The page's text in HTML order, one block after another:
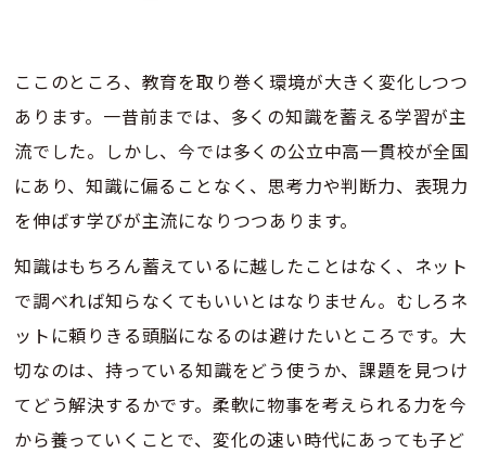
ここのところ、教育を取り巻く環境が大きく変化しつつ
あります。一昔前までは、多くの知識を蓄える学習が主
流でした。しかし、今では多くの公立中高一貫校が全国
にあり、知識に偏ることなく、思考力や判断力、表現力
を伸ばす学びが主流になりつつあります。
知識はもちろん蓄えているに越したことはなく、ネット
で調べれば知らなくてもいいとはなりません。むしろネ
ットに頼りきる頭脳になるのは避けたいところです。大
切なのは、持っている知識をどう使うか、課題を見つけ
てどう解決するかです。柔軟に物事を考えられる力を今
から養っていくことで、変化の速い時代にあっても子ど